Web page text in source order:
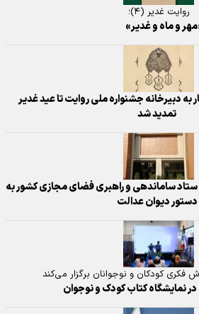
روایت غدیر (۴)؛
و ماه و غدیر»
به دبیرخانه جشنواره ملی روایت تا عید غدیر
تمدید شد
ساماندهی و راهبری فضای مجازی کشور به
دستور دیوان عدالت
فکری کودکان و نوجوانان برگزار می‌کند
در نمایشگاه کتاب کودک و نوجوان